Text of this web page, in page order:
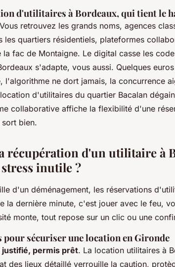
d'utilitaires à Bordeaux, qui tient le
retrouvez les grands noms, agences
les quartiers résidentiels, plateformes
la fac de Montaigne. Le digital casse les
s'adapte, vous aussi. Quelques
l'algorithme ne dort jamais, la concurrence
d'utilitaires du quartier Bacalan
collaborative affiche la flexibilité d'une
bien.
récupération d'un utilitaire à
inutile ?
d'un déménagement, les réservations
la dernière minute, c'est jouer avec le feu,
monte, tout repose sur un clic ou une
pour sécuriser une location en Gironde
permis prêt. La location utilitaires à
des lieux détaillé verrouille la caution,